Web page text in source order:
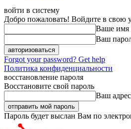
войти в систему
Добро пожаловать! Войдите в свою
Ваше имя
Ваш
Forgot your password? Get help
Политика конфиденциальности
восстановление пароля
Восстановите свой пароль
Ваш
Пароль будет выслан Вам по